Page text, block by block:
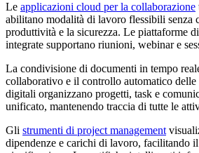
Le applicazioni cloud per la collaborazione
abilitano modalità di lavoro flessibili senza
produttività e la sicurezza. Le piattaforme
integrate supportano riunioni, webinar e
La condivisione di documenti in tempo
collaborativo e il controllo automatico
digitali organizzano progetti, task e
unificato, mantenendo traccia di tutte le
Gli strumenti di project management
dipendenze e carichi di lavoro, facilitando